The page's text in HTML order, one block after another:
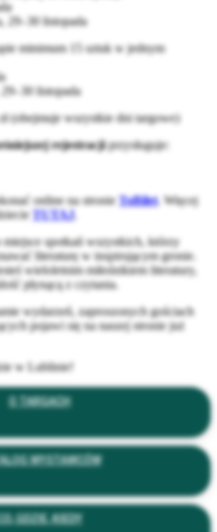
29–30 listopada
minimum 15 sztuk w jednym
29–30 listopada
(obejmuje wszystkie dni targowe)
rejestracjiprzysługuje:
online na stronie ToBilet. Więcej
TUTAJ.
spotkań wszystkich, którzy
literaturę w inspirującym gronie.
wieloletnim miłośnikiem literatury,
płynącą z czytania.
wydarzeń, zaproszonych gościach
pojawi się na naszej stronie już
w Lublinie!
O TARGACH
WYSTAWCÓW
CO, GDZIE, KIEDY